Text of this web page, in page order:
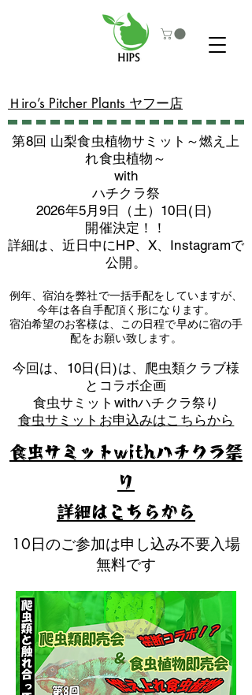
​Ｈiro’s Pitcher Plants ヤフー店
第8回 山梨食虫植物サミット～燃え上
れ食虫植物～
with
​ハチクラ祭
2026年5月9日（土）10日(日)
​開催決定！！
詳細は、近日中にHP、X、Instagramで
公開。
例年、宿泊を弊社で一括手配をしていますが、
今年は各自手配頂く形になります。
​宿泊希望のお客様は、この日程で早めに宿の手
配をお願い致します。
​今回は、10日(日)は、爬虫類クラブ様
とコラボ企画
​食虫サミットwithハチクラ祭り
食虫サミットお申込みはこちらから
10日のご参加は申し込み不要入場
無料です
食虫サミットwithハチクラ祭
り
​詳細はこちらから